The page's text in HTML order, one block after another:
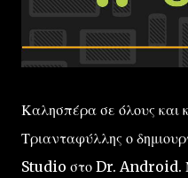
Καλησπέρα σε όλους και
Τριανταφύλλης ο
Studio στο Dr. Android.